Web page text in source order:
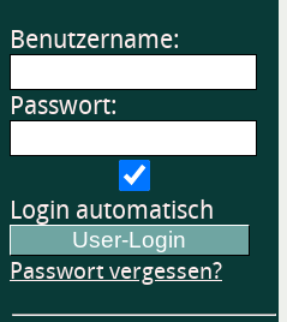
Benutzername:
Passwort:
Login automatisch
Passwort vergessen?